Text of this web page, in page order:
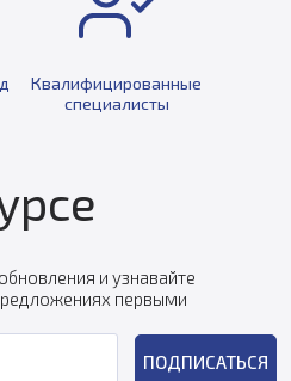
Квалифицированные
специалисты
и узнавайте
первыми
ПОДПИСАТЬСЯ